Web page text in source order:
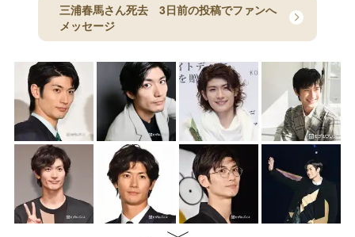
三浦春馬さん死去 3日前の投稿でファンへ
メッセージ